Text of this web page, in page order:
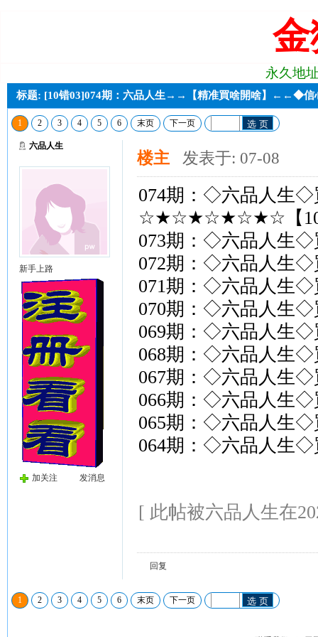
永久地
标题: [10错03]074期：六品人生→→【精准買啥開啥】←←◆信
1 2 3 4 5 6 末页 下一页 选 页
六品人生
新手上路
加关注 发消息
楼主 发表于: 07-08
074期：◇六品人生◇
☆★☆★☆★☆★☆【
073期：◇六品人生◇
072期：◇六品人生◇
071期：◇六品人生◇
070期：◇六品人生◇
069期：◇六品人生◇
068期：◇六品人生◇
067期：◇六品人生◇
066期：◇六品人生◇
065期：◇六品人生◇
064期：◇六品人生◇
[ 此帖被六品人生在
回复
1 2 3 4 5 6 末页 下一页 选 页